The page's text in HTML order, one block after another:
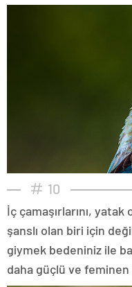
10
İç çamaşırlarını,
şanslı olan biri için
giymek bedeniniz ile
daha güçlü ve feminen